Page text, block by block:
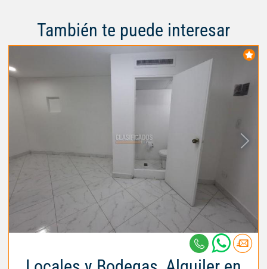
También te puede interesar